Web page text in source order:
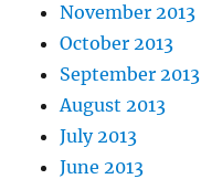
November 2013
October 2013
September 2013
August 2013
July 2013
June 2013